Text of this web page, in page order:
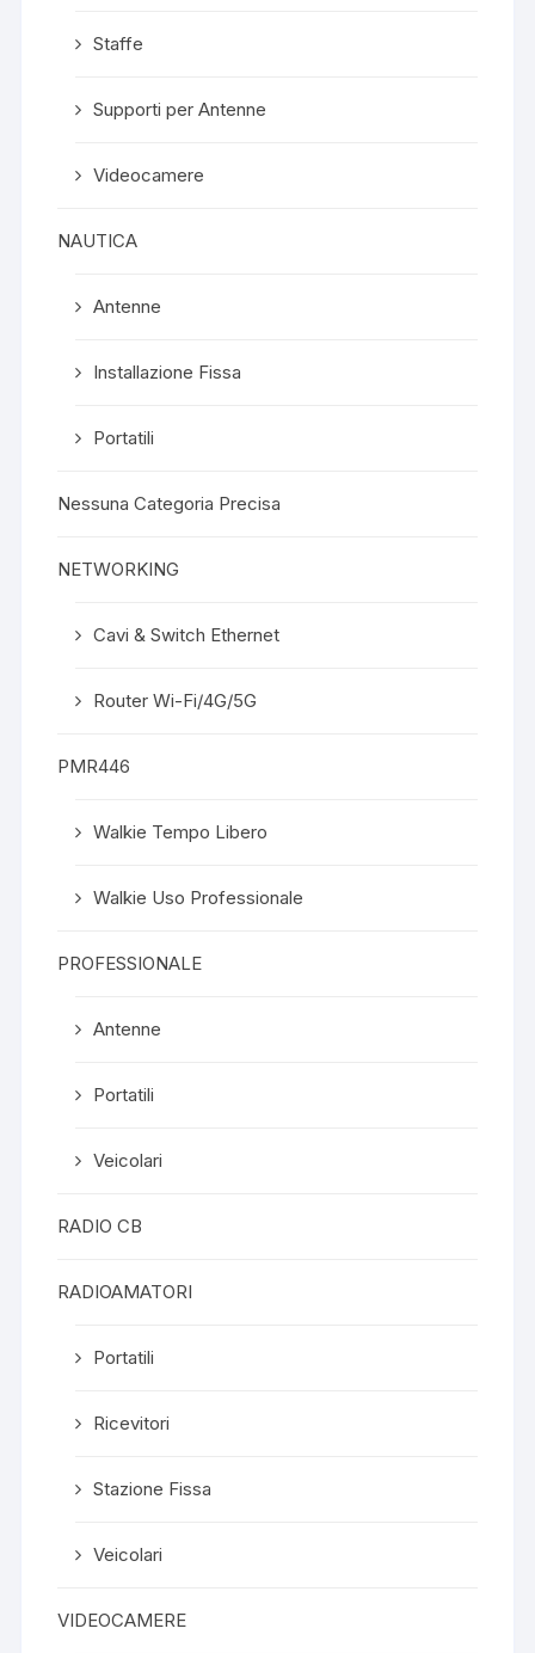
Staffe
Supporti per Antenne
Videocamere
NAUTICA
Antenne
Installazione Fissa
Portatili
Nessuna Categoria Precisa
NETWORKING
Cavi & Switch Ethernet
Router Wi-Fi/4G/5G
PMR446
Walkie Tempo Libero
Walkie Uso Professionale
PROFESSIONALE
Antenne
Portatili
Veicolari
RADIO CB
RADIOAMATORI
Portatili
Ricevitori
Stazione Fissa
Veicolari
VIDEOCAMERE